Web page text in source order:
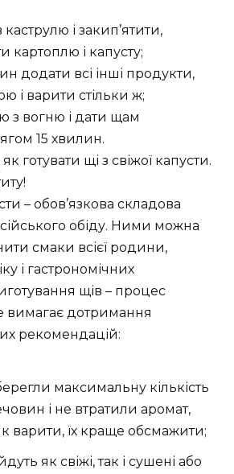
і закип’ятити,
картоплю і капусту;
додати всі інші продукти,
і варити стільки ж;
з вогню і дати щам
15 хвилин.
готувати щі з свіжої капусти.
– обов’язкова складова
обіду. Ними можна
смаки всієї родини,
і гастрономічних
щів – процес
вимагає дотримання
рекомендацій:
максимальну кількість
і не втратили аромат,
варити, їх краще обсмажити;
як свіжі, так і сушені або